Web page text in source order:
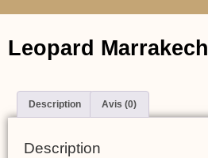
Leopard Marrakech
Description Avis (0)
Description